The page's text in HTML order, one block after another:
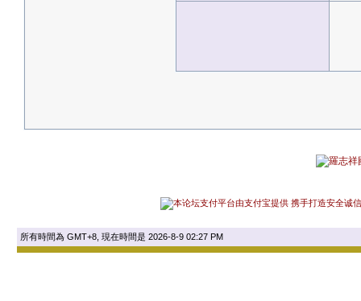
所有時間為 GMT+8, 現在時間是 2026-8-9 02:27 PM